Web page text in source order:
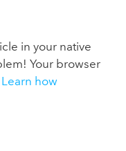
in your native
Your browser
Learn how